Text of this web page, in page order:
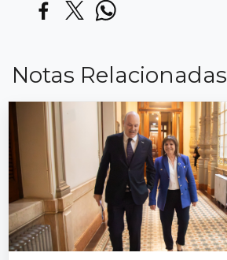
Notas Relacionadas